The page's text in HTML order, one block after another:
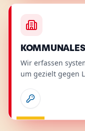
Details
Wohnen
Wir erfassen
um gezielt gegen